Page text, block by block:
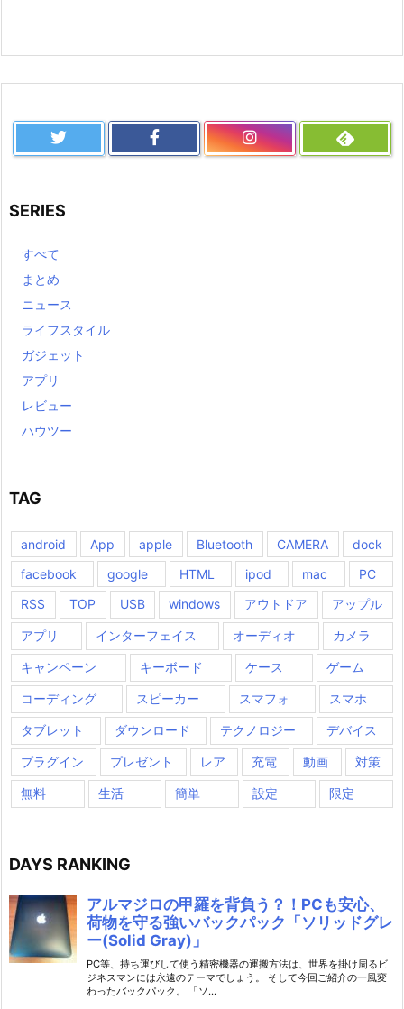
SERIES
すべて
まとめ
ニュース
ライフスタイル
ガジェット
アプリ
レビュー
ハウツー
TAG
android App apple Bluetooth CAMERA
dock
facebook
google HTML ipod mac
PC
RSS
TOP USB windows アウトドア アップル
アプリ インターフェイス オーディオ カメラ
キャンペーン キーボード ケース ゲーム
コーディング スピーカー スマフォ スマホ
タブレット ダウンロード テクノロジー デバイス
プラグイン プレゼント レア 充電 動画 対策
無料 生活 簡単 設定 限定
DAYS RANKING